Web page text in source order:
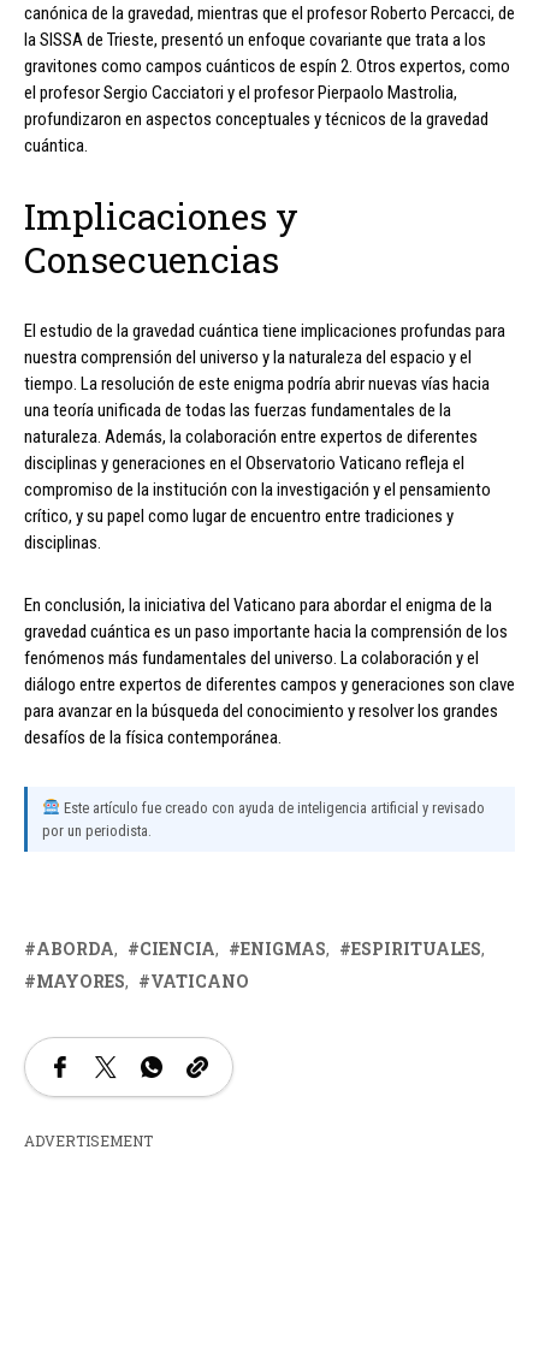
canónica de la gravedad, mientras que el profesor Roberto Percacci, de
la SISSA de Trieste, presentó un enfoque covariante que trata a los
gravitones como campos cuánticos de espín 2. Otros expertos, como
el profesor Sergio Cacciatori y el profesor Pierpaolo Mastrolia,
profundizaron en aspectos conceptuales y técnicos de la gravedad
cuántica.
Implicaciones y
Consecuencias
El estudio de la gravedad cuántica tiene implicaciones profundas para
nuestra comprensión del universo y la naturaleza del espacio y el
tiempo. La resolución de este enigma podría abrir nuevas vías hacia
una teoría unificada de todas las fuerzas fundamentales de la
naturaleza. Además, la colaboración entre expertos de diferentes
disciplinas y generaciones en el Observatorio Vaticano refleja el
compromiso de la institución con la investigación y el pensamiento
crítico, y su papel como lugar de encuentro entre tradiciones y
disciplinas.
En conclusión, la iniciativa del Vaticano para abordar el enigma de la
gravedad cuántica es un paso importante hacia la comprensión de los
fenómenos más fundamentales del universo. La colaboración y el
diálogo entre expertos de diferentes campos y generaciones son clave
para avanzar en la búsqueda del conocimiento y resolver los grandes
desafíos de la física contemporánea.
Este artículo fue creado con ayuda de inteligencia artificial y revisado
por un periodista.
ABORDA CIENCIA ENIGMAS
ESPIRITUALES
MAYORES
VATICANO
ADVERTISEMENT